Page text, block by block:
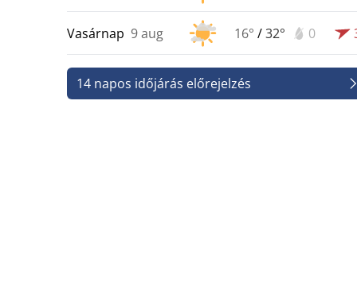
Vasárnap 9 aug 16° /32° 0
14 napos időjárás előrejelzés